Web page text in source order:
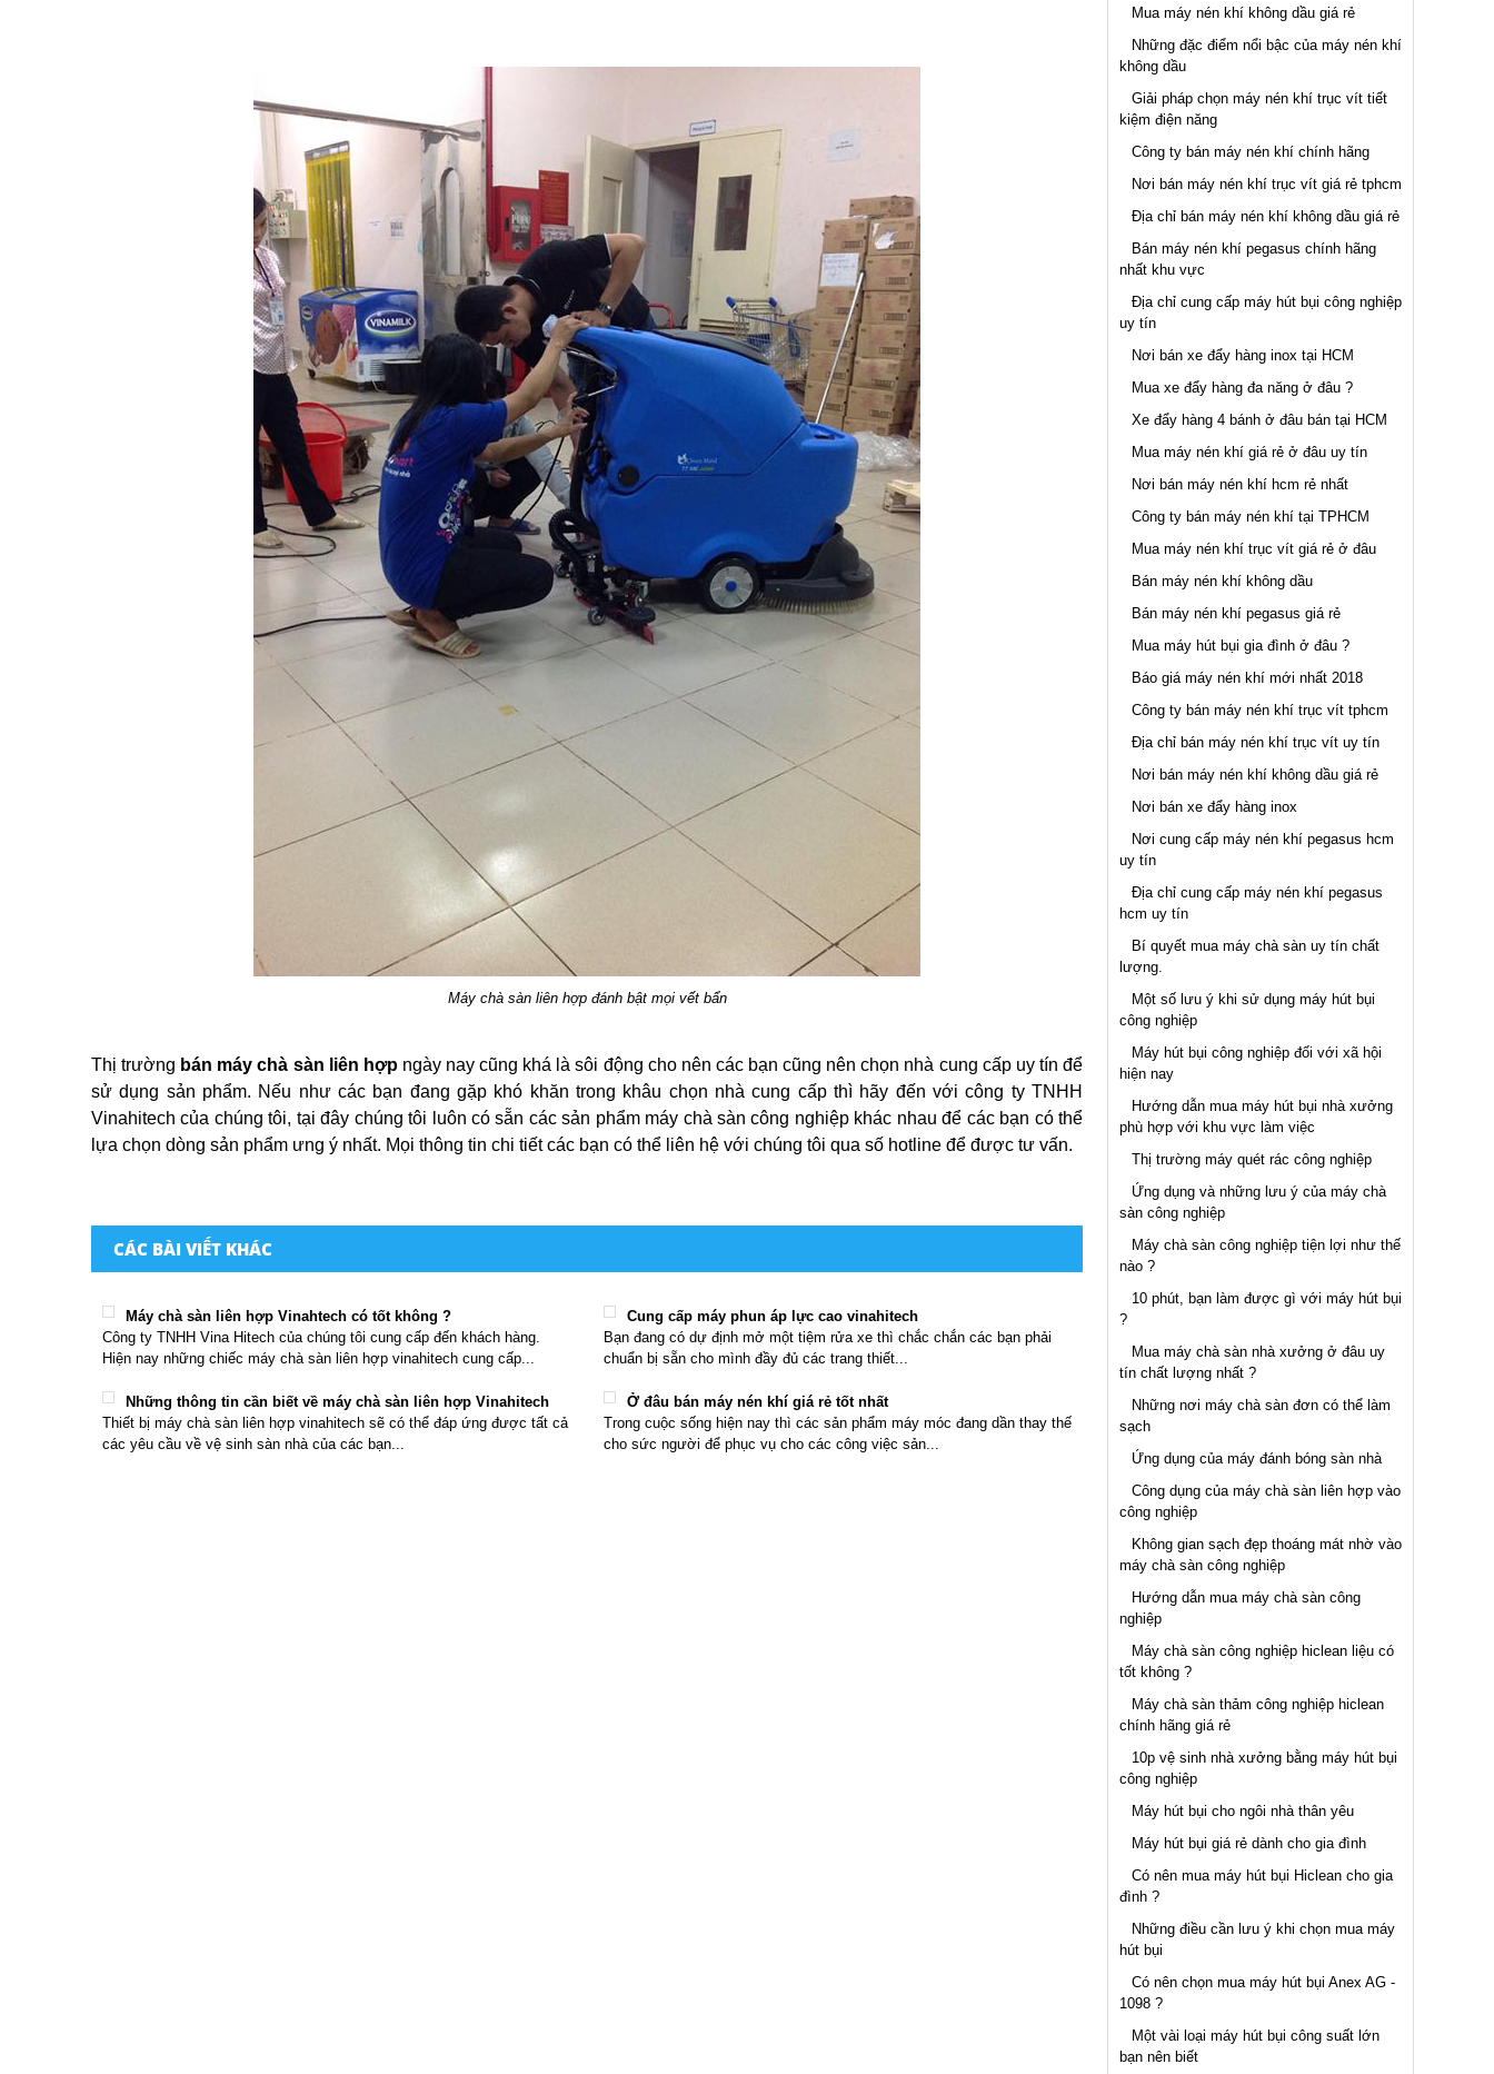
Máy chà sàn liên hợp đánh bật mọi vết bẩn
Thị trường bán máy chà sàn liên hợpngày nay cũng khá là sôi động cho nên các bạn cũng nên chọn nhà cung cấp uy tín để
sử dụng sản phẩm. Nếu như các bạn đang gặp khó khăn trong khâu chọn nhà cung cấp thì hãy đến với công ty TNHH
Vinahitech của chúng tôi, tại đây chúng tôi luôn có sẵn các sản phẩm máy chà sàn công nghiệp khác nhau để các bạn có thể
lựa chọn dòng sản phẩm ưng ý nhất. Mọi thông tin chi tiết các bạn có thể liên hệ với chúng tôi qua số hotline để được tư vấn.
CÁC BÀI VIẾT KHÁC
Máy chà sàn liên hợp Vinahtech có tốt không ?
Công ty TNHH Vina Hitech của chúng tôi cung cấp đến khách hàng.
Hiện nay những chiếc máy chà sàn liên hợp vinahitech cung cấp...
Cung cấp máy phun áp lực cao vinahitech
Bạn đang có dự định mở một tiệm rửa xe thì chắc chắn các bạn phải
chuẩn bị sẵn cho mình đầy đủ các trang thiết...
Những thông tin cần biết về máy chà sàn liên hợp Vinahitech
Thiết bị máy chà sàn liên hợp vinahitech sẽ có thể đáp ứng được tất cả
các yêu cầu về vệ sinh sàn nhà của các bạn...
Ở đâu bán máy nén khí giá rẻ tốt nhất
Trong cuộc sống hiện nay thì các sản phẩm máy móc đang dần thay thế
cho sức người để phục vụ cho các công việc sản...
Mua máy nén khí không dầu giá rẻ
Những đặc điểm nổi bậc của máy nén khí
không dầu
Giải pháp chọn máy nén khí trục vít tiết
kiệm điện năng
Công ty bán máy nén khí chính hãng
Nơi bán máy nén khí trục vít giá rẻ tphcm
Địa chỉ bán máy nén khí không dầu giá rẻ
Bán máy nén khí pegasus chính hãng
nhất khu vực
Địa chỉ cung cấp máy hút bụi công nghiệp
uy tín
Nơi bán xe đẩy hàng inox tại HCM
Mua xe đẩy hàng đa năng ở đâu ?
Xe đẩy hàng 4 bánh ở đâu bán tại HCM
Mua máy nén khí giá rẻ ở đâu uy tín
Nơi bán máy nén khí hcm rẻ nhất
Công ty bán máy nén khí tại TPHCM
Mua máy nén khí trục vít giá rẻ ở đâu
Bán máy nén khí không dầu
Bán máy nén khí pegasus giá rẻ
Mua máy hút bụi gia đình ở đâu ?
Báo giá máy nén khí mới nhất 2018
Công ty bán máy nén khí trục vít tphcm
Địa chỉ bán máy nén khí trục vít uy tín
Nơi bán máy nén khí không dầu giá rẻ
Nơi bán xe đẩy hàng inox
Nơi cung cấp máy nén khí pegasus hcm
uy tín
Địa chỉ cung cấp máy nén khí pegasus
hcm uy tín
Bí quyết mua máy chà sàn uy tín chất
lượng.
Một số lưu ý khi sử dụng máy hút bụi
công nghiệp
Máy hút bụi công nghiệp đối với xã hội
hiện nay
Hướng dẫn mua máy hút bụi nhà xưởng
phù hợp với khu vực làm việc
Thị trường máy quét rác công nghiệp
Ứng dụng và những lưu ý của máy chà
sàn công nghiệp
Máy chà sàn công nghiệp tiện lợi như thế
nào ?
10 phút, bạn làm được gì với máy hút bụi
?
Mua máy chà sàn nhà xưởng ở đâu uy
tín chất lượng nhất ?
Những nơi máy chà sàn đơn có thể làm
sạch
Ứng dụng của máy đánh bóng sàn nhà
Công dụng của máy chà sàn liên hợp vào
công nghiệp
Không gian sạch đẹp thoáng mát nhờ vào
máy chà sàn công nghiệp
Hướng dẫn mua máy chà sàn công
nghiệp
Máy chà sàn công nghiệp hiclean liệu có
tốt không ?
Máy chà sàn thảm công nghiệp hiclean
chính hãng giá rẻ
10p vệ sinh nhà xưởng bằng máy hút bụi
công nghiệp
Máy hút bụi cho ngôi nhà thân yêu
Máy hút bụi giá rẻ dành cho gia đình
Có nên mua máy hút bụi Hiclean cho gia
đình ?
Những điều cần lưu ý khi chọn mua máy
hút bụi
Có nên chọn mua máy hút bụi Anex AG -
1098 ?
Một vài loại máy hút bụi công suất lớn
bạn nên biết